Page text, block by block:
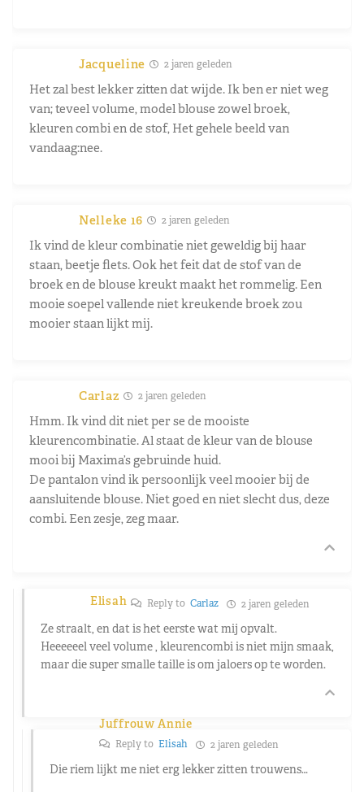
Jacqueline 2 jaren geleden
Het zal best lekker zitten dat wijde. Ik ben er niet weg
van; teveel volume, model blouse zowel broek,
kleuren combi en de stof, Het gehele beeld van
vandaag:nee.
Nelleke 16 2 jaren geleden
Ik vind de kleur combinatie niet geweldig bij haar
staan, beetje flets. Ook het feit dat de stof van de
broek en de blouse kreukt maakt het rommelig. Een
mooie soepel vallende niet kreukende broek zou
mooier staan lijkt mij.
Carlaz 2 jaren geleden
Hmm. Ik vind dit niet per se de mooiste
kleurencombinatie. Al staat de kleur van de blouse
mooi bij Maxima’s gebruinde huid.
De pantalon vind ik persoonlijk veel mooier bij de
aansluitende blouse. Niet goed en niet slecht dus, deze
combi. Een zesje, zeg maar.
Elisah Reply toCarlaz 2 jaren geleden
Ze straalt, en dat is het eerste wat mij opvalt.
Heeeeeel veel volume , kleurencombi is niet mijn smaak,
maar die super smalle taille is om jaloers op te worden.
Juffrouw Annie
Reply to Elisah 2 jaren geleden
Die riem lijkt me niet erg lekker zitten trouwens…